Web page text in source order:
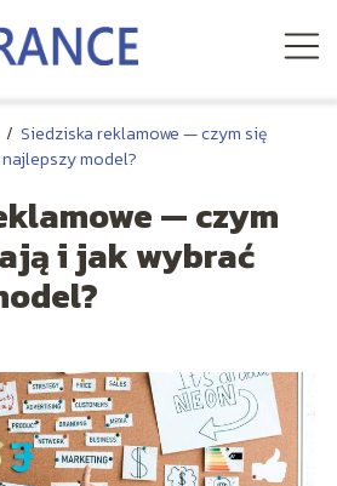
/ Siedziska reklamowe — czym się
model?
— czym
i jak wybrać